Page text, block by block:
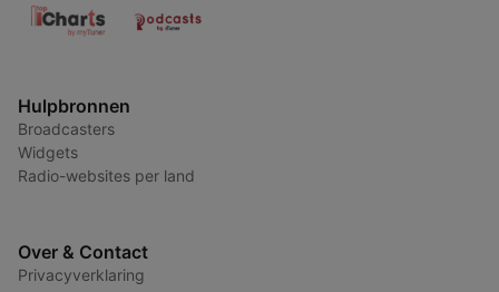
Hulpbronnen
Broadcasters
Widgets
Radio-websites per land
Over & Contact
Privacyverklaring